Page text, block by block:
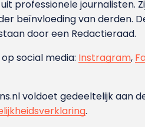
professionele journalisten.
beïnvloeding van derden.
door een Redactieraad.
social media: Instragram,
voldoet gedeeltelijk aan
.